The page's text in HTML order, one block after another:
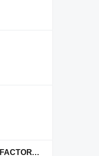
FRENCH TOAST FACTORY 府中旗艦店